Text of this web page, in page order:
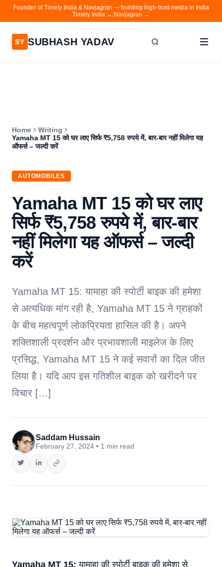
Founder of Timely India & Navjagran — building high-trust media in India
Timely India → Navjagran →
SY SUBHASH YADAV
Contact
Navjagran
Home
Writing
Yamaha MT 15 को घर लाए सिर्फ ₹5,758 रुपये में, बार-बार नहीं मिलेगा यह
ऑफर्स – जल्दी करें
AUTOMOBILES
Yamaha MT 15 को घर लाए
सिर्फ ₹5,758 रुपये में, बार-बार
नहीं मिलेगा यह ऑफर्स – जल्दी
करें
Yamaha MT 15: यामाहा की स्पोर्टी बाइक की हमेशा
से अत्यधिक मांग रही है, Yamaha MT 15 ने ग्राहकों
के बीच महत्वपूर्ण लोकप्रियता हासिल की है। अपने
शक्तिशाली प्रदर्शन और प्रभावशाली माइलेज के लिए
प्रसिद्ध, Yamaha MT 15 ने कई सवारों का दिल जीत
लिया है। यदि आप इस गतिशील बाइक को खरीदने पर
विचार […]
Saddam Hussain
February 27, 2024 • 1 min read
Yamaha MT 15:यामाहा की स्पोर्टी बाइक की हमेशा से